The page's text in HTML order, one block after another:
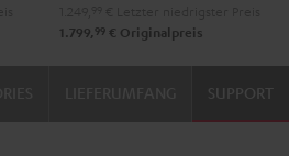
"5.1- "5.1-
1.799, 99 € Originalpreis
SUPPORT